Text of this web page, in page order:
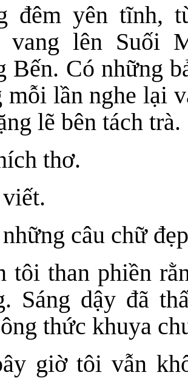
đêm yên tĩnh,
vang lên Suối
Bến. Có những
mỗi lần nghe lại
lẽ bên tách trà.
thơ.
câu chữ
tôi than phiền
Sáng dậy đã
thức khuya
giờ tôi vẫn